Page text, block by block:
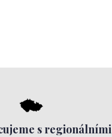
s regionálními